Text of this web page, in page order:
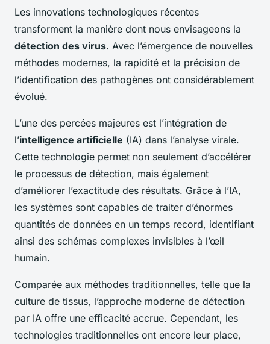
Les innovations technologiques récentes
transforment la manière dont nous envisageons la
détection des virus. Avec l’émergence de nouvelles
méthodes modernes, la rapidité et la précision de
l’identification des pathogènes ont considérablement
évolué.
L’une des percées majeures est l’intégration de
l’intelligence artificielle (IA) dans l’analyse virale.
Cette technologie permet non seulement d’accélérer
le processus de détection, mais également
d’améliorer l’exactitude des résultats. Grâce à l’IA,
les systèmes sont capables de traiter d’énormes
quantités de données en un temps record, identifiant
ainsi des schémas complexes invisibles à l’œil
humain.
Comparée aux méthodes traditionnelles, telle que la
culture de tissus, l’approche moderne de détection
par IA offre une efficacité accrue. Cependant, les
technologies traditionnelles ont encore leur place,